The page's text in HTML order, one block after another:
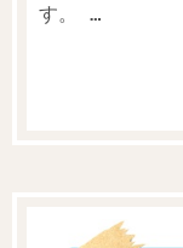
す。 …